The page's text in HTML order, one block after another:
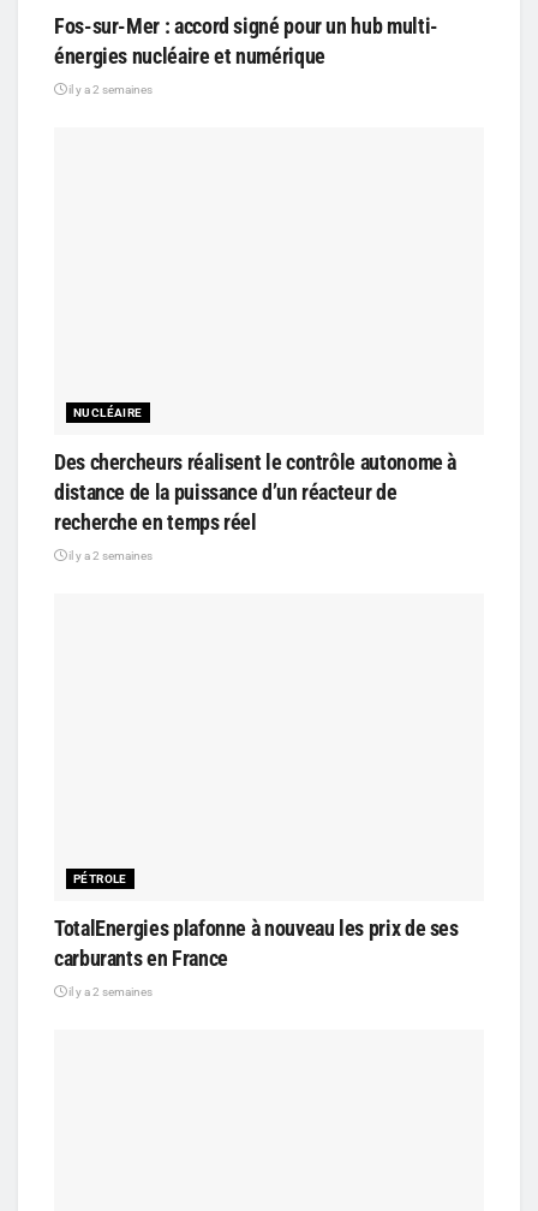
Fos-sur-Mer : accord signé pour un hub multi-
énergies nucléaire et numérique
il y a 2 semaines
NUCLÉAIRE
Des chercheurs réalisent le contrôle autonome à
distance de la puissance d’un réacteur de
recherche en temps réel
il y a 2 semaines
PÉTROLE
TotalEnergies plafonne à nouveau les prix de ses
carburants en France
il y a 2 semaines